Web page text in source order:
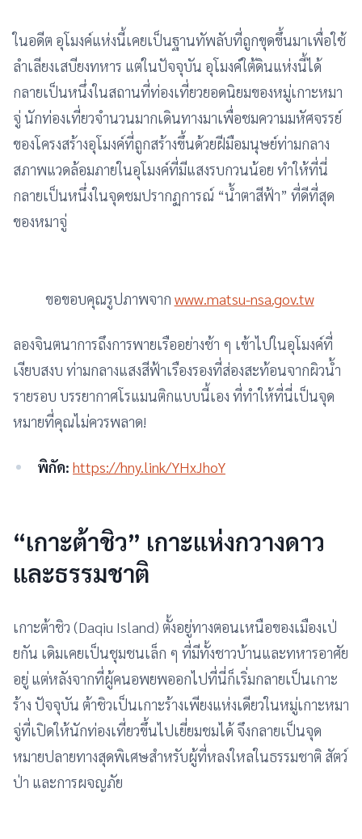
ในอดีต อุโมงค์แห่งนี้เคยเป็นฐานทัพลับที่ถูกขุดขึ้นมาเพื่อใช้
ลำเลียงเสบียงทหาร แต่ในปัจจุบัน อุโมงค์ใต้ดินแห่งนี้ได้
กลายเป็นหนึ่งในสถานที่ท่องเที่ยวยอดนิยมของหมู่เกาะหมา
จู่ นักท่องเที่ยวจำนวนมากเดินทางมาเพื่อชมความมหัศจรรย์
ของโครงสร้างอุโมงค์ที่ถูกสร้างขึ้นด้วยฝีมือมนุษย์ท่ามกลาง
สภาพแวดล้อมภายในอุโมงค์ที่มีแสงรบกวนน้อย ทำให้ที่นี่
กลายเป็นหนึ่งในจุดชมปรากฏการณ์ “น้ำตาสีฟ้า” ที่ดีที่สุด
ของหมาจู่
ขอขอบคุณรูปภาพจาก www.matsu-nsa.gov.tw
ลองจินตนาการถึงการพายเรืออย่างช้า ๆ เข้าไปในอุโมงค์ที่
เงียบสงบ ท่ามกลางแสงสีฟ้าเรืองรองที่ส่องสะท้อนจากผิวน้ำ
รายรอบ บรรยากาศโรแมนติกแบบนี้เอง ที่ทำให้ที่นี่เป็นจุด
หมายที่คุณไม่ควรพลาด!
พิกัด: https://hny.link/YHxJhoY
“เกาะต้าชิว” เกาะแห่งกวางดาว
และธรรมชาติ
เกาะต้าชิว (Daqiu Island) ตั้งอยู่ทางตอนเหนือของเมืองเป่
ยกัน เดิมเคยเป็นชุมชนเล็ก ๆ ที่มีทั้งชาวบ้านและทหารอาศัย
อยู่ แต่หลังจากที่ผู้คนอพยพออกไปที่นี่ก็เริ่มกลายเป็นเกาะ
ร้าง ปัจจุบัน ต้าชิวเป็นเกาะร้างเพียงแห่งเดียวในหมู่เกาะหมา
จู่ที่เปิดให้นักท่องเที่ยวขึ้นไปเยี่ยมชมได้ จึงกลายเป็นจุด
หมายปลายทางสุดพิเศษสำหรับผู้ที่หลงใหลในธรรมชาติ สัตว์
ป่า และการผจญภัย